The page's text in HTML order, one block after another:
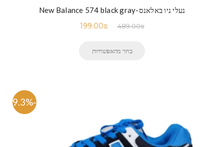
נעלי ניו באלאנס-New Balance 574 black gray
489.00₪
199.00₪
בחר מהאפשרויות
-59.3%